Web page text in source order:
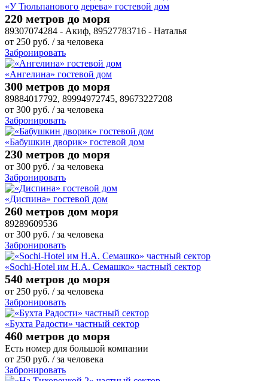
«У Тюльпанового дерева» гостевой дом
220 метров до моря
89307074284 - Акиф, 89527783716 - Наталья
от 250 руб. / за человека
Забронировать
«Ангелина» гостевой дом
300 метров до моря
89884017792, 89994972745, 89673227208
от 300 руб. / за человека
Забронировать
«Бабушкин дворик» гостевой дом
230 метров до моря
от 300 руб. / за человека
Забронировать
«Диспина» гостевой дом
260 метров дом моря
89289609536
от 300 руб. / за человека
Забронировать
«Sochi-Hotel им Н.А. Семашко» частный сектор
540 метров до моря
от 250 руб. / за человека
Забронировать
«Бухта Радости» частный сектор
460 метров до моря
Есть номер для большой компании
от 250 руб. / за человека
Забронировать